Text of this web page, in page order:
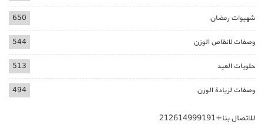
شهيوات رمضان 650
وصفات لانقاص الوزن 544
حلويات العيد 513
وصفات لزيادة الوزن 494
للاتصال بنا+212614999191